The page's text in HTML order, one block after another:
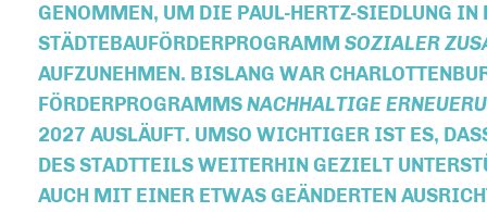
GENOMMEN, UM DIE PAUL-HERTZ-SIEDLUNG IN
STÄDTEBAUFÖRDERPROGRAMM SOZIALER
AUFZUNEHMEN. BISLANG WAR
FÖRDERPROGRAMMSNACHHALTIGE
027 AUSLÄUFT. UMSO WICHTIGER IST ES,
ES STADTTEILS WEITERHIN GEZIELT
UCH MIT EINER ETWAS GEÄNDERTEN